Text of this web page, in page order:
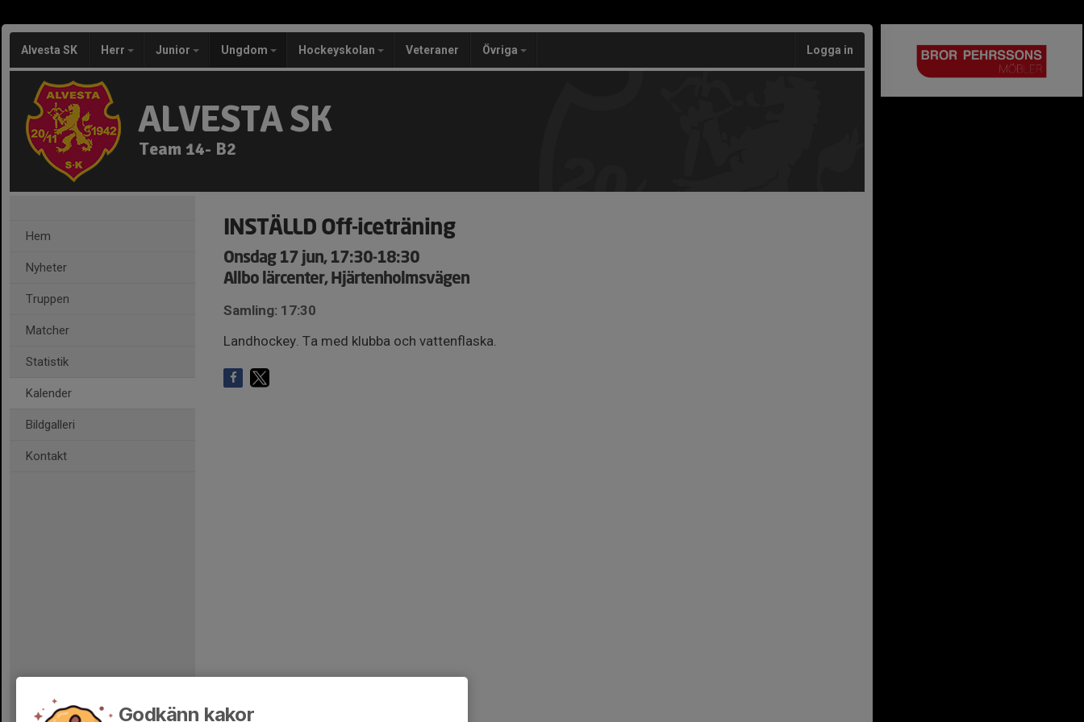
Alvesta SK Herr Junior Ungdom Hockeyskolan Veteraner Övriga Logga in
ALVESTA SK
Team 14- B2
Hem
Nyheter
Truppen
Matcher
Statistik
Kalender
Bildgalleri
Kontakt
INSTÄLLD Off-iceträning
Onsdag 17 jun, 17:30-18:30
Allbo lärcenter, Hjärtenholmsvägen
Samling: 17:30
Landhockey. Ta med klubba och vattenflaska.
Godkänn kakor